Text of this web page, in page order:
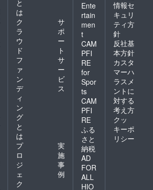
と
は
ク
ラ
ウ
ド
フ
ァ
ン
デ
ィ
ン
グ
と
は
サ
ポ
ー
ト
サ
ー
ビ
ス
プ
ロ
ジ
ェ
ク
実
施
事
例
Ente
rtain
men
t
CAM
PFI
RE
for
Spor
ts
CAM
PFI
RE
ふる
さと
納税
AD
FOR
ALL
HIO
情報セ
キュリ
ティ方
針
反社基
本方針
カスタ
マーハ
ラスメ
ントに
対する
考え方
クッ
キーポ
リシー